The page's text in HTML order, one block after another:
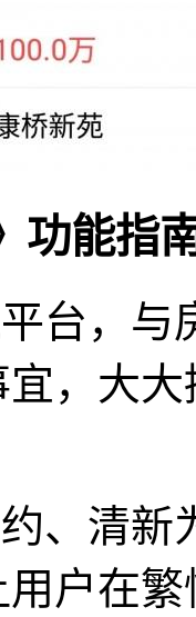
功能指
台，
，大
、清新
户在